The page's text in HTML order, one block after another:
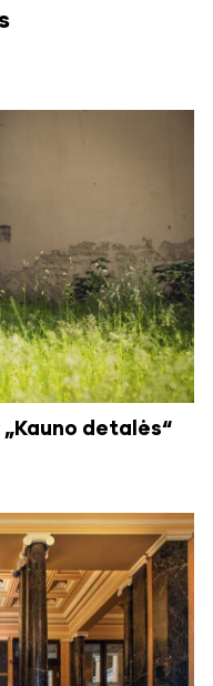
detalės“